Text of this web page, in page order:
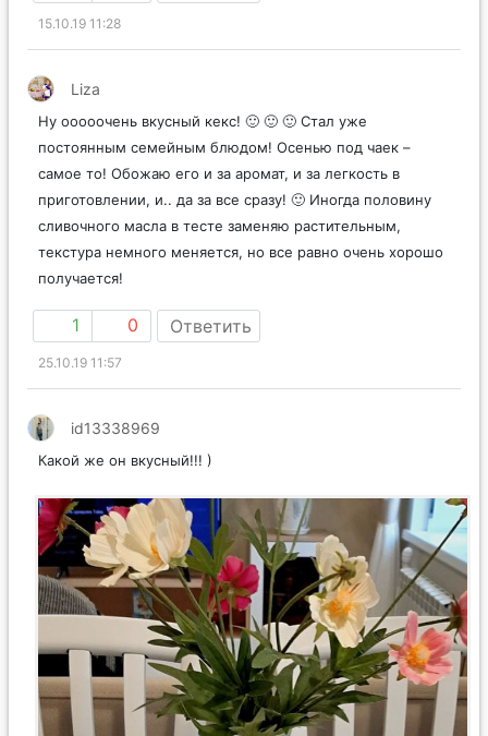
15.10.19 11:28
Liza
Ну ооооочень вкусный кекс! 🙂 🙂 🙂 Стал уже
постоянным семейным блюдом! Осенью под чаек –
самое то! Обожаю его и за аромат, и за легкость в
приготовлении, и.. да за все сразу! 🙂 Иногда половину
сливочного масла в тесте заменяю растительным,
текстура немного меняется, но все равно очень хорошо
получается!
1 0 Ответить
25.10.19 11:57
id13338969
Какой же он вкусный!!! )